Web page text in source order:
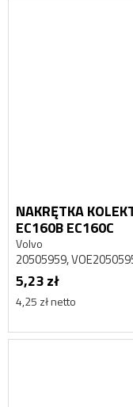
NAKRĘTKA
EC160B EC160C
Volvo
20505959,
5,23 zł
4,25 zł netto